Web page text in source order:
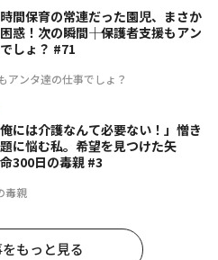
アンタ達の仕事でしょ？
時間保育の常連だった園児、まさか
惑！次の瞬間――｜保護者支援もアン
しょ？ #71
毒親
俺には介護なんて必要ない！」憎き
に悩む私。希望を見つけた矢
300日の毒親 #3
もっと見る